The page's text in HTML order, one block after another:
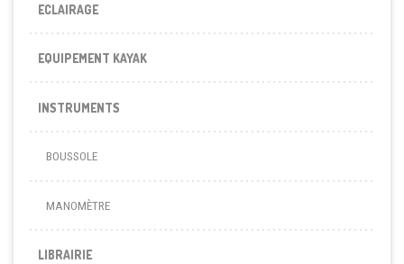
ECLAIRAGE
EQUIPEMENT KAYAK
INSTRUMENTS
BOUSSOLE
MANOMÈTRE
LIBRAIRIE